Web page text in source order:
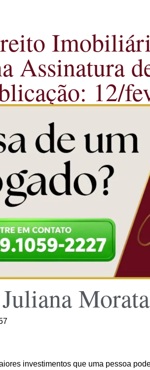
Assinatura
12/
Morata
investimentos que uma pessoa